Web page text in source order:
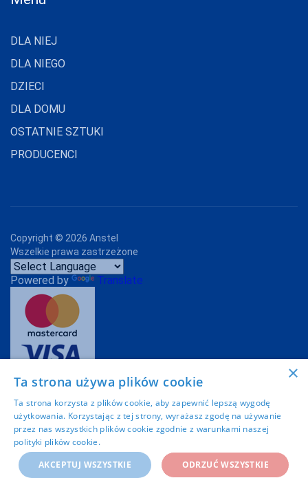
DLA NIEJ
DLA NIEGO
DZIECI
DLA DOMU
OSTATNIE SZTUKI
PRODUCENCI
Copyright © 2026 Anstel
Wszelkie prawa zastrzeżone
Powered by Translate
Imoli.pl
×
Ta strona używa plików cookie
Ta strona korzysta z plików cookie, aby zapewnić lepszą wygodę
użytkowania. Korzystając z tej strony, wyrażasz zgodę na używanie
przez nas wszystkich plików cookie zgodnie z warunkami naszej
polityki plików cookie.
AKCEPTUJ WSZYSTKIE
ODRZUĆ WSZYSTKIE